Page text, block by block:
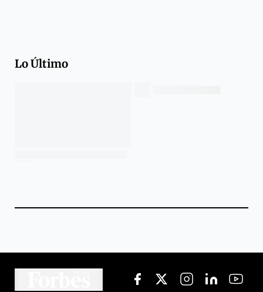
Lo Último